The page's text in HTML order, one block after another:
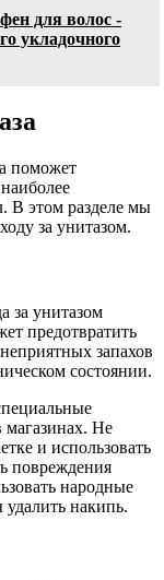
для волос -
укладочного
поможет
В этом разделе мы
за унитазом.
за унитазом
предотвратить
запахов
состоянии.
Не
и использовать
повреждения
народные
удалить накипь.